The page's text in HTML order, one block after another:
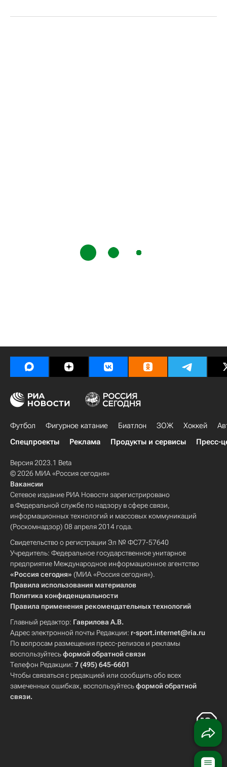
Футбол Фигурное катание Биатлон ЗОЖ Хоккей
Спецпроекты
Реклама Продукты и сервисы Пресс-
Версия 2023.1 Beta
© 2026 МИА «Россия сегодня»
Вакансии
Сетевое издание РИА Новости зарегистрировано
в Федеральной службе по надзору в сфере связи,
информационных технологий и массовых коммуникаций
(Роскомнадзор) 08 апреля 2014 года.
Свидетельство о регистрации Эл № ФС77-57640
Учредитель: Федеральное государственное унитарное
предприятие Международное информационное агентство
«Россия сегодня» (МИА «Россия сегодня»).
Правила использования материалов
Политика конфиденциальности
Правила применения рекомендательных технологий
Главный редактор: Гаврилова А.В.
Адрес электронной почты Редакции: r-sport.internet@ria.ru
По вопросам размещения пресс-релизов и рекламы
воспользуйтесьформой обратной связи
Телефон Редакции: 7 (495) 645-6601
Чтобы связаться с редакцией или сообщить обо всех
замеченных ошибках, воспользуйтесьформой обратной
связи.